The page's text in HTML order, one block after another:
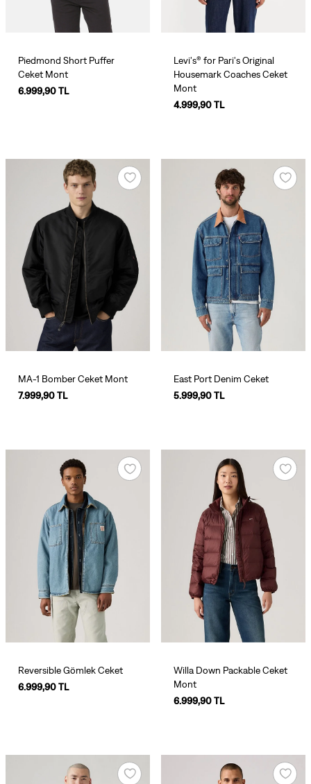
Piedmond Short Puffer
Ceket Mont
6.999,90 TL
Levi's® for Pari's Original
Housemark Coaches Ceket
Mont
4.999,90 TL
MA-1 Bomber Ceket Mont
7.999,90 TL
East Port Denim Ceket
5.999,90 TL
Reversible Gömlek Ceket
6.999,90 TL
Willa Down Packable Ceket
Mont
6.999,90 TL